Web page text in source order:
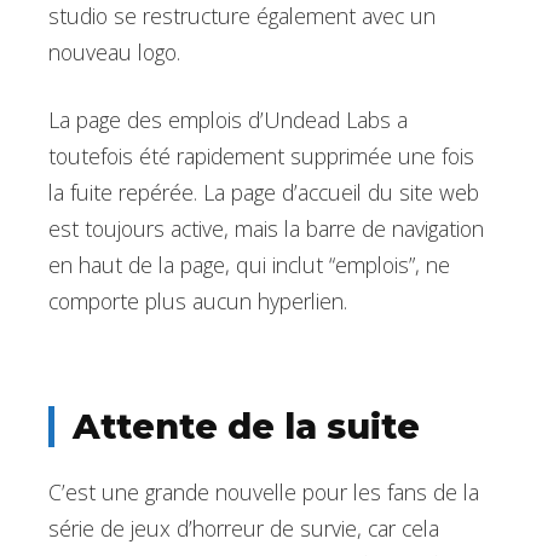
studio se restructure également avec un
nouveau logo.
La page des emplois d’Undead Labs a
toutefois été rapidement supprimée une fois
la fuite repérée. La page d’accueil du site web
est toujours active, mais la barre de navigation
en haut de la page, qui inclut “emplois”, ne
comporte plus aucun hyperlien.
Attente de la suite
C’est une grande nouvelle pour les fans de la
série de jeux d’horreur de survie, car cela